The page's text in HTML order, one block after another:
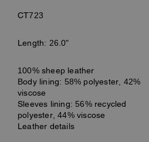
CT723
Length: 26.0"
100% sheep leather
Body lining: 58% polyester, 42%
viscose
Sleeves lining: 56% recycled
polyester, 44% viscose
Leather details